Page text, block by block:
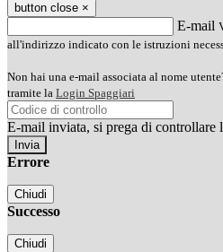
button close ×
E-mail
all'indirizzo indicato con le istruzioni
Non hai una e-mail associata al nome
tramite la Login Spaggiari
E-mail inviata, si prega di controllare
Errore
Chiudi
Successo
Chiudi